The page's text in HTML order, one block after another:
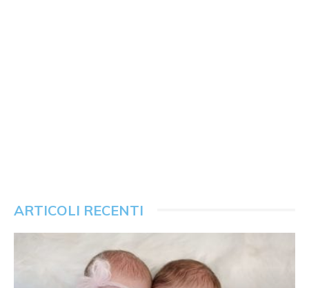
ARTICOLI RECENTI